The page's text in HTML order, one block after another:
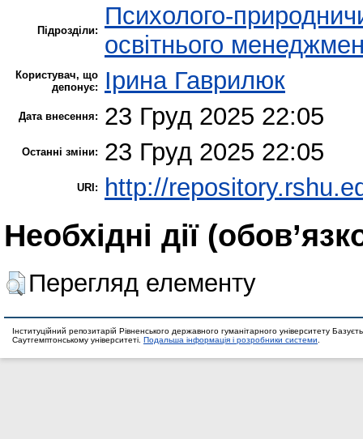
Підрозділи:
Психолого-
освітнього
Користувач, що
депонує:
Ірина Гаврилюк
Дата внесення: 23 Груд 2025 22:05
Останні зміни: 23 Груд 2025 22:05
URI: http://
Необхідні дії
Перегляд елементу
Інституційний репозитарій Рівненського державного гуманітарного університету
Саутгемптонському університеті. Подальша інформація і розробники системи